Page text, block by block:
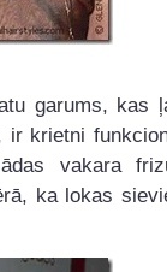
garums, kas
ir krietni
vakara
ka lokas